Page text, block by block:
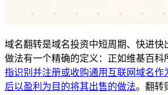
域名翻转是域名投资中短周期、快进快
做法有一个精确的定义：正如维基百科
指识别并注册或收购通用互联网域名作
后以盈利为目的将其出售的做法。翻转